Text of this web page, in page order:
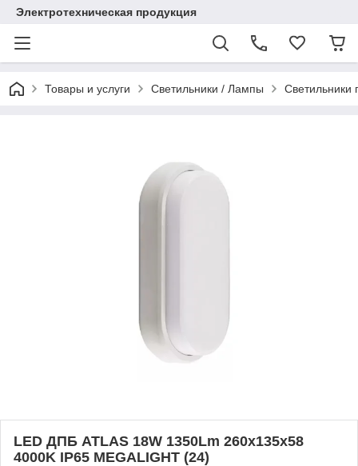
Электротехническая продукция
Товары и услуги Светильники / Лампы Светильники
LED ДПБ ATLAS 18W 1350Lm 260x135x58
4000K IP65 MEGALIGHT (24)